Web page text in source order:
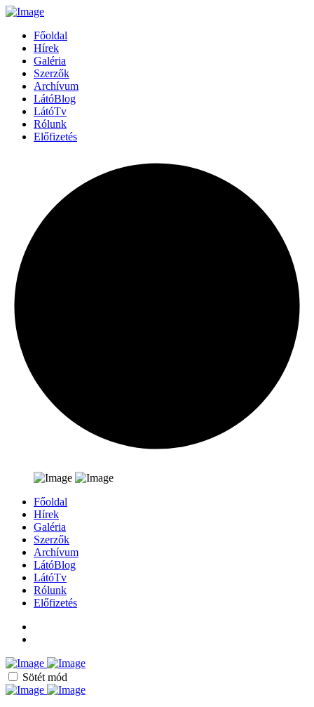
Főoldal
Hírek
Galéria
Szerzők
Archívum
LátóBlog
LátóTv
Rólunk
Előfizetés
Főoldal
Hírek
Galéria
Szerzők
Archívum
LátóBlog
LátóTv
Rólunk
Előfizetés
Sötét mód